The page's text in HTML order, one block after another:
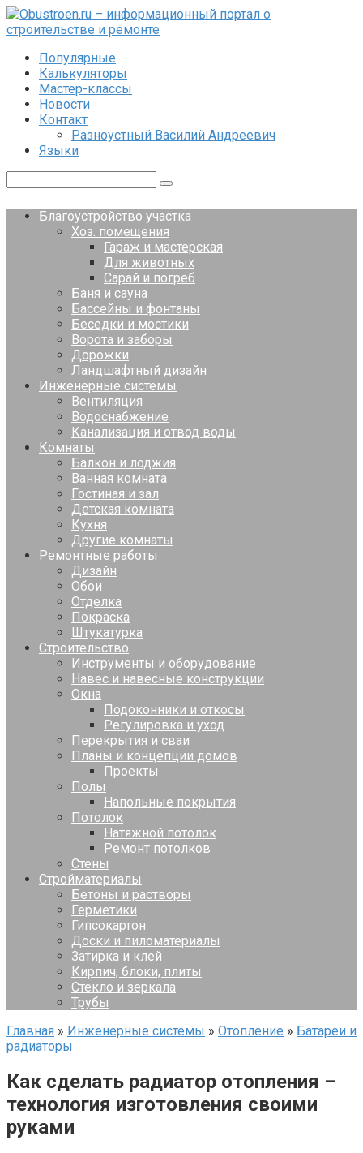
Перейти
к
Популярные
Калькуляторы
Мастер-классы
Новости
Контакт
Разноустный Василий Андреевич
Языки
Благоустройство участка
Хоз. помещения
Гараж и мастерская
Для животных
Сарай и погреб
Баня и сауна
Бассейны и фонтаны
Беседки и мостики
Ворота и заборы
Дорожки
Ландшафтный дизайн
Инженерные системы
Вентиляция
Водоснабжение
Канализация и отвод воды
Комнаты
Балкон и лоджия
Ванная комната
Гостиная и зал
Детская комната
Кухня
Другие комнаты
Ремонтные работы
Дизайн
Обои
Отделка
Покраска
Штукатурка
Строительство
Инструменты и оборудование
Навес и навесные конструкции
Окна
Подоконники и откосы
Регулировка и уход
Перекрытия и сваи
Планы и концепции домов
Проекты
Полы
Напольные покрытия
Потолок
Натяжной потолок
Ремонт потолков
Стены
Стройматериалы
Бетоны и растворы
Герметики
Гипсокартон
Доски и пиломатериалы
Затирка и клей
Кирпич, блоки, плиты
Стекло и зеркала
Трубы
Главная » Инженерные системы » Отопление » Батареи и
радиаторы
Как сделать радиатор отопления –
технология изготовления своими
руками